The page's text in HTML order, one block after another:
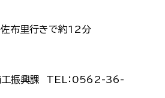
布里行きで約12分
工振興課 TEL：0562-36-